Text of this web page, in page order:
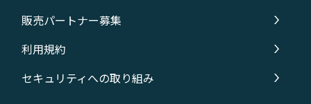
販売パートナー募集
利用規約
セキュリティへの取り組み